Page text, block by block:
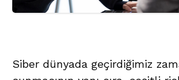
Siber dünyada geçirdiğimiz